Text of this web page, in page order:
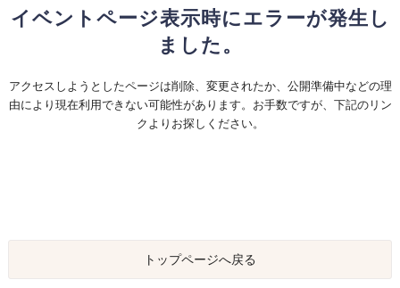
イベントページ表示時にエラーが発生し
ました。
アクセスしようとしたページは削除、変更されたか、公開準備中などの理
由により現在利用できない可能性があります。お手数ですが、下記のリン
クよりお探しください。
トップページへ戻る